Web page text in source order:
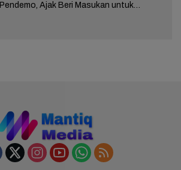
Pendemo, Ajak Beri Masukan untuk